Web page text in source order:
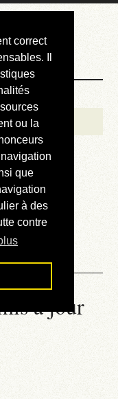
correct
Il
ou la
que
à des
contre
à jour